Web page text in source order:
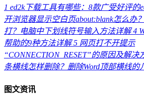
1 ed2k下载工具有哪些：8款广受好评的
开浏览器显示空白页about:blank怎么办？
打？电脑中下划线符号输入方法详解 4
帮助的9种方法详解 5 网页打不开提示
“CONNECTION_RESET”的原因及解决
条横线怎样删除？删除Word顶部横线的
图文资讯